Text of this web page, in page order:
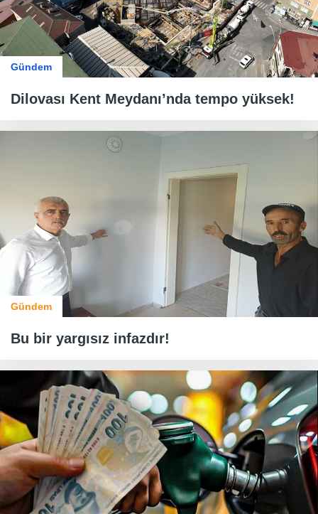
Gündem
Dilovası Kent Meydanı’nda tempo yüksek!
Gündem
Bu bir yargısız infazdır!